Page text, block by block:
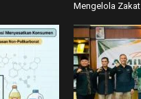
Mengelola Zakat